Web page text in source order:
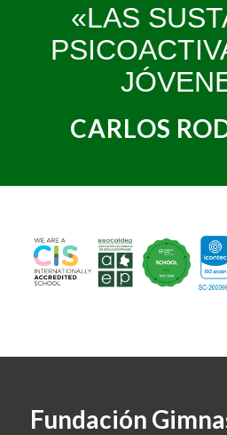
«LAS
CARLOS
Fundación